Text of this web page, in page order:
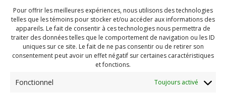
Pour offrir les meilleures expériences, nous utilisons des technologies
telles que les témoins pour stocker et/ou accéder aux informations des
appareils. Le fait de consentir à ces technologies nous permettra de
traiter des données telles que le comportement de navigation ou les ID
uniques sur ce site. Le fait de ne pas consentir ou de retirer son
consentement peut avoir un effet négatif sur certaines caractéristiques
et fonctions.
Fonctionnel Toujours activé